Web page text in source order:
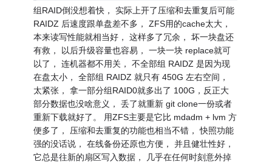
组RAID倒没想着快， 实际上开了压缩和去重复后可能
RAIDZ 后速度跟单盘差不多， ZFS用的cache太大，
本来读写性能就相当好， 这样多了冗余， 坏一块盘还
有救， 以后升级容量也容易， 一块一块 replace就可
以了， 连机器都不用关， 不全部组 RAIDZ 是因为现
在盘太小， 全部组 RAIDZ 就只有 450G 左右空间，
太紧张， 拿一部分组RAID0就多出了 100G，反正大
部分数据也没啥意义， 丢了就重新 git clone一份或者
重新下载就好了。 用ZFS主要是它比 mdadm + lvm 方
便多了， 压缩和去重复的功能也相当不错， 快照功能
强的没话说， 在线备份还原也方便， 并且健壮性好，
它总是往新的扇区写入数据， 几乎在任何时刻意外掉